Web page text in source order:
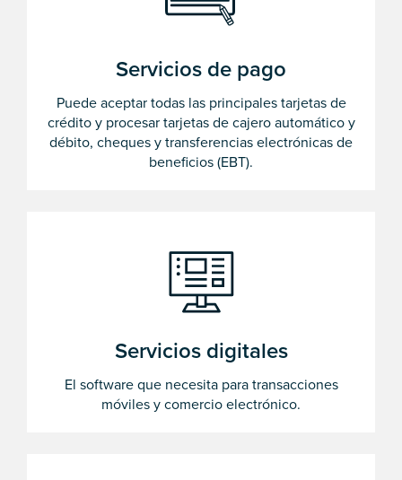
Servicios de pago
Puede aceptar todas las principales tarjetas de
crédito y procesar tarjetas de cajero automático y
débito, cheques y transferencias electrónicas de
beneficios (EBT).
Servicios digitales
El software que necesita para transacciones
móviles y comercio electrónico.